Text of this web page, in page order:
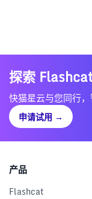
探索
快猫星云与您同行
申请试用 →
产品
Flashcat